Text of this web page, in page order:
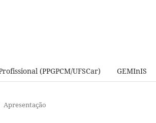
(PPGPCM/UFSCar) GEMInIS
Apresentação